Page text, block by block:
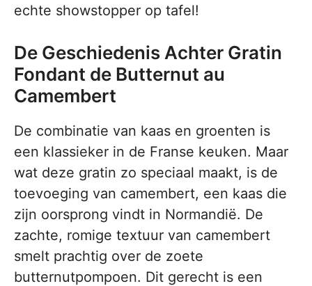
echte showstopper op tafel!
De Geschiedenis Achter Gratin
Fondant de Butternut au
Camembert
De combinatie van kaas en groenten is
een klassieker in de Franse keuken. Maar
wat deze gratin zo speciaal maakt, is de
toevoeging van camembert, een kaas die
zijn oorsprong vindt in Normandië. De
zachte, romige textuur van camembert
smelt prachtig over de zoete
butternutpompoen. Dit gerecht is een